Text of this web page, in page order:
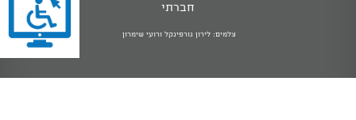
חברתי
צלמים: לירון גורפינקל ורועי שימרון